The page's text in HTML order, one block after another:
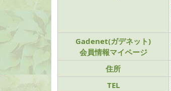
Gadenet(ガデネット)
会員情報マイページ
住所
TEL